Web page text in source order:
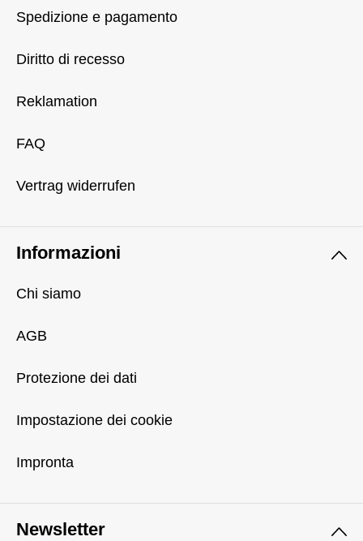
Newsletter
Spedizione e pagamento
Diritto di recesso
Reklamation
FAQ
Vertrag widerrufen
Informazioni
Chi siamo
AGB
Protezione dei dati
Impostazione dei cookie
Impronta